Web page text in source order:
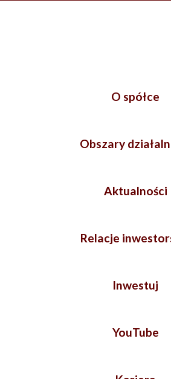
O spółce
Obszary
Aktualności
Relacje
Inwestuj
YouTube